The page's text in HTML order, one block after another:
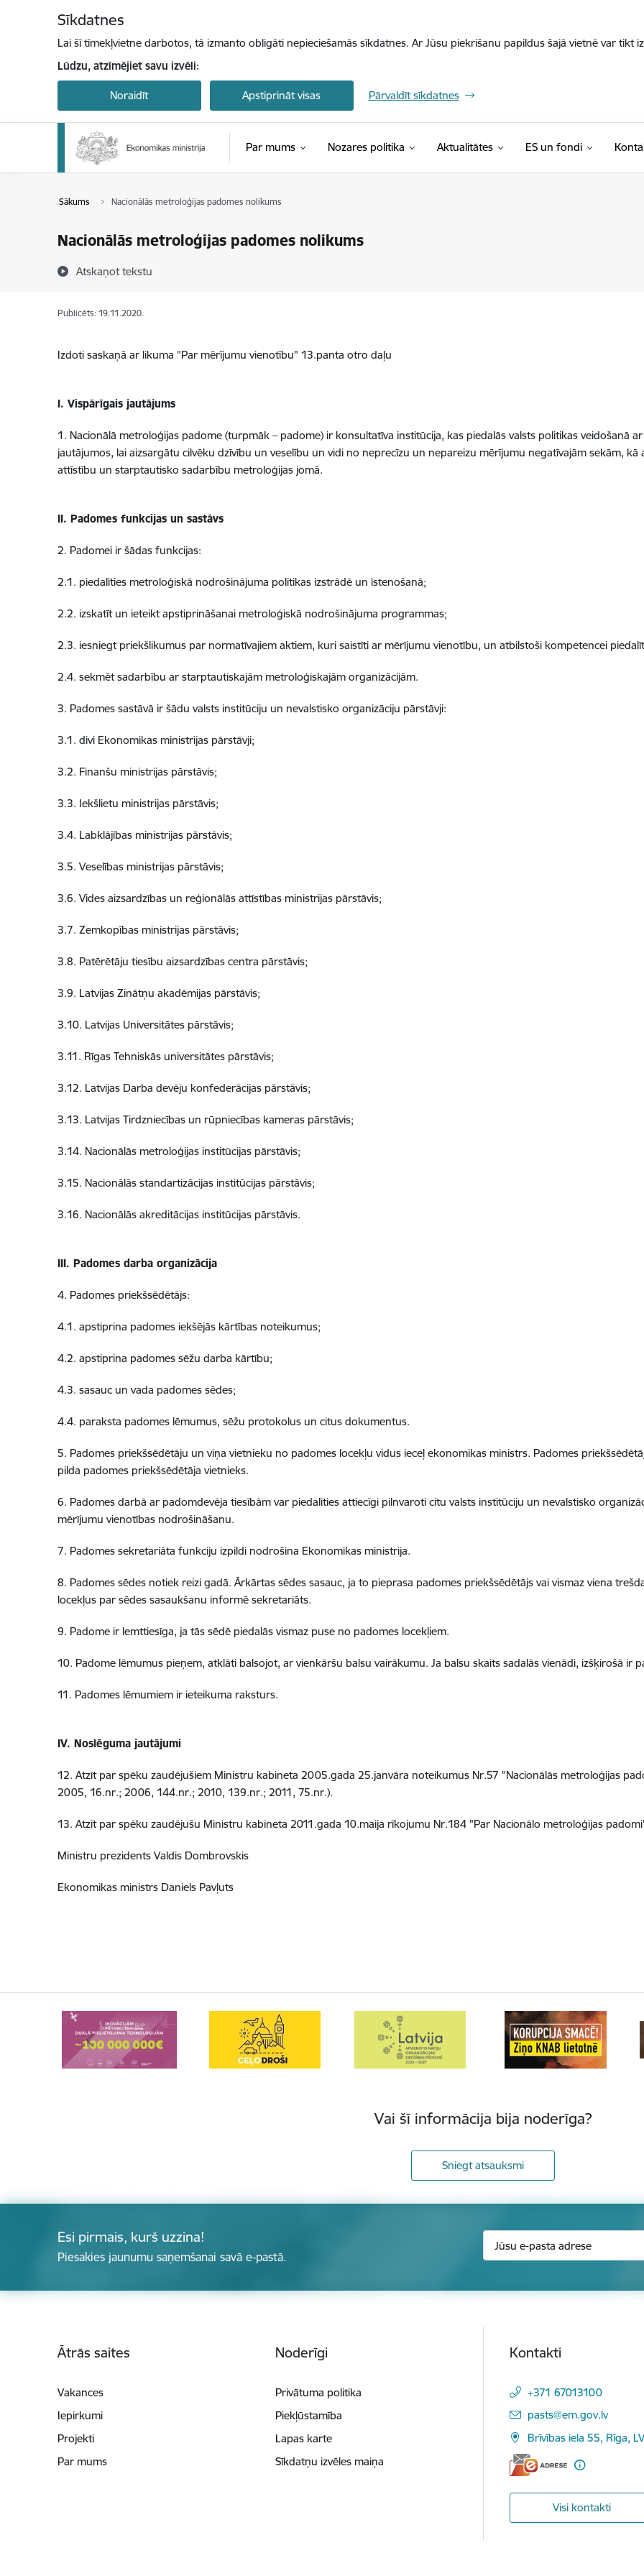
Sīkdatnes
Lai šī tīmekļvietne darbotos, tā izmanto obligāti nepieciešamās sīkdatnes. Ar Jūsu piekrišanu papildus šajā vietnē var tikt
Lūdzu, atzīmējiet savu izvēli:
Noraidīt Apstiprināt visas Pārvaldīt sīkdatnes
Par mums Nozares politika Aktualitātes ES un fondi
Sākums Nacionālās metroloģijas padomes nolikums
Nacionālās metroloģijas padomes nolikums
Atskaņot tekstu
Publicēts: 19.11.2020.
Izdoti saskaņā ar likuma "Par mērījumu vienotību" 13.panta otro daļu
I. Vispārīgais jautājums
1. Nacionālā metroloģijas padome (turpmāk – padome) ir konsultatīva institūcija, kas piedalās valsts politikas veidošanā
jautājumos, lai aizsargātu cilvēku dzīvību un veselību un vidi no neprecīzu un nepareizu mērījumu negatīvajām sekām, kā
attīstību un starptautisko sadarbību metroloģijas jomā.
II. Padomes funkcijas un sastāvs
2. Padomei ir šādas funkcijas:
2.1. piedalīties metroloģiskā nodrošinājuma politikas izstrādē un īstenošanā;
2.2. izskatīt un ieteikt apstiprināšanai metroloģiskā nodrošinājuma programmas;
2.3. iesniegt priekšlikumus par normatīvajiem aktiem, kuri saistīti ar mērījumu vienotību, un atbilstoši kompetencei
2.4. sekmēt sadarbību ar starptautiskajām metroloģiskajām organizācijām.
3. Padomes sastāvā ir šādu valsts institūciju un nevalstisko organizāciju pārstāvji:
3.1. divi Ekonomikas ministrijas pārstāvji;
3.2. Finanšu ministrijas pārstāvis;
3.3. Iekšlietu ministrijas pārstāvis;
3.4. Labklājības ministrijas pārstāvis;
3.5. Veselības ministrijas pārstāvis;
3.6. Vides aizsardzības un reģionālās attīstības ministrijas pārstāvis;
3.7. Zemkopības ministrijas pārstāvis;
3.8. Patērētāju tiesību aizsardzības centra pārstāvis;
3.9. Latvijas Zinātņu akadēmijas pārstāvis;
3.10. Latvijas Universitātes pārstāvis;
3.11. Rīgas Tehniskās universitātes pārstāvis;
3.12. Latvijas Darba devēju konfederācijas pārstāvis;
3.13. Latvijas Tirdzniecības un rūpniecības kameras pārstāvis;
3.14. Nacionālās metroloģijas institūcijas pārstāvis;
3.15. Nacionālās standartizācijas institūcijas pārstāvis;
3.16. Nacionālās akreditācijas institūcijas pārstāvis.
III. Padomes darba organizācija
4. Padomes priekšsēdētājs:
4.1. apstiprina padomes iekšējās kārtības noteikumus;
4.2. apstiprina padomes sēžu darba kārtību;
4.3. sasauc un vada padomes sēdes;
4.4. paraksta padomes lēmumus, sēžu protokolus un citus dokumentus.
5. Padomes priekšsēdētāju un viņa vietnieku no padomes locekļu vidus ieceļ ekonomikas ministrs. Padomes
pilda padomes priekšsēdētāja vietnieks.
6. Padomes darbā ar padomdevēja tiesībām var piedalīties attiecīgi pilnvaroti citu valsts institūciju un nevalstisko
mērījumu vienotības nodrošināšanu.
7. Padomes sekretariāta funkciju izpildi nodrošina Ekonomikas ministrija.
8. Padomes sēdes notiek reizi gadā. Ārkārtas sēdes sasauc, ja to pieprasa padomes priekšsēdētājs vai vismaz viena
locekļus par sēdes sasaukšanu informē sekretariāts.
9. Padome ir lemttiesīga, ja tās sēdē piedalās vismaz puse no padomes locekļiem.
10. Padome lēmumus pieņem, atklāti balsojot, ar vienkāršu balsu vairākumu. Ja balsu skaits sadalās vienādi, izšķirošā ir
11. Padomes lēmumiem ir ieteikuma raksturs.
IV. Noslēguma jautājumi
12. Atzīt par spēku zaudējušiem Ministru kabineta 2005.gada 25.janvāra noteikumus Nr.57 "Nacionālās metroloģijas
2005, 16.nr.; 2006, 144.nr.; 2010, 139.nr.; 2011, 75.nr.).
13. Atzīt par spēku zaudējušu Ministru kabineta 2011.gada 10.maija rīkojumu Nr.184 "Par Nacionālo metroloģijas
Ministru prezidents Valdis Dombrovskis
Ekonomikas ministrs Daniels Pavļuts
Vai šī informācija bija noderīga?
Sniegt atsauksmi
Esi pirmais, kurš uzzina!
Piesakies jaunumu saņemšanai savā e-pastā.
Ātrās saites
Vakances
Iepirkumi
Projekti
Par mums
Noderīgi
Privātuma politika
Piekļūstamība
Lapas karte
Sīkdatņu izvēles maiņa
Kontakti
+371 67013100
E-pasts:
pasts@em.gov.lv
Brīvības iela 55, Rīga,
Visi kontakti